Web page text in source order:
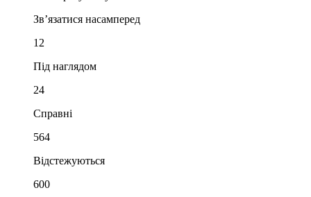
Зв’язатися насамперед
12
Під наглядом
24
Справні
564
Відстежуються
600